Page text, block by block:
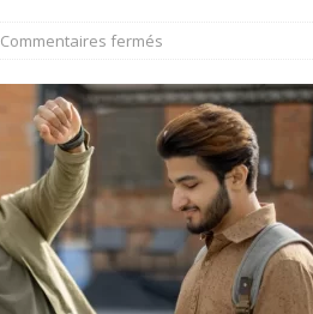
Commentaires fermés